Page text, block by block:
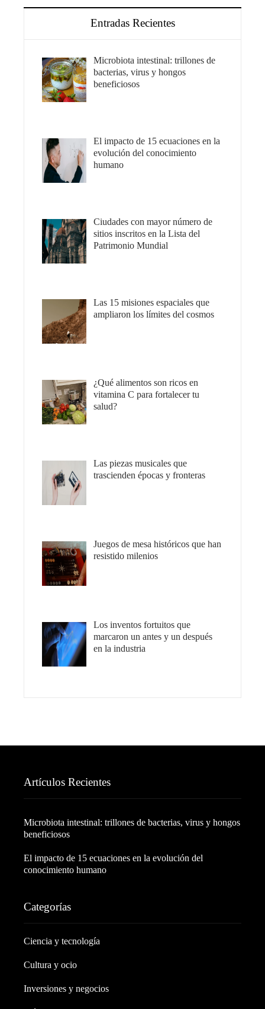
Entradas Recientes
Microbiota intestinal: trillones de
bacterias, virus y hongos
beneficiosos
El impacto de 15 ecuaciones en la
evolución del conocimiento
humano
Ciudades con mayor número de
sitios inscritos en la Lista del
Patrimonio Mundial
Las 15 misiones espaciales que
ampliaron los límites del cosmos
¿Qué alimentos son ricos en
vitamina C para fortalecer tu
salud?
Las piezas musicales que
trascienden épocas y fronteras
Juegos de mesa históricos que han
resistido milenios
Los inventos fortuitos que
marcaron un antes y un después
en la industria
Artículos Recientes
Microbiota intestinal: trillones de bacterias, virus y hongos
beneficiosos
El impacto de 15 ecuaciones en la evolución del
conocimiento humano
Categorías
Ciencia y tecnología
Cultura y ocio
Inversiones y negocios